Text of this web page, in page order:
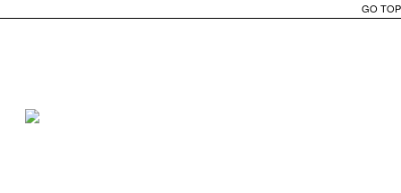
GO TOP